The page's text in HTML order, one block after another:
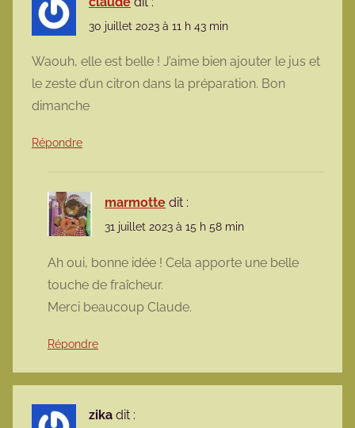
30 juillet 2023 à 11 h 43 min
Waouh, elle est belle ! J’aime bien ajouter le jus et
le zeste d’un citron dans la préparation. Bon
dimanche
Répondre
marmotte dit :
31 juillet 2023 à 15 h 58 min
Ah oui, bonne idée ! Cela apporte une belle
touche de fraîcheur.
Merci beaucoup Claude.
Répondre
zika dit :